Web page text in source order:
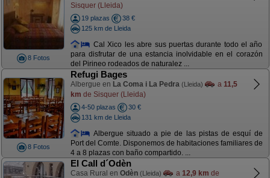
8 Fotos
Sisquer (Lleida)
19 plazas
38 €
125 km de Lleida
Cal Xico les abre sus puertas durante todo el año
para disfrutar de una estancia inolvidable en el corazón
del Pirineo rodeados de naturalez ...
8 Fotos
Refugi Bages
Albergue en La Coma i La Pedra (Lleida) a 11,5
km de Sisquer (Lleida)
4-50 plazas
30 €
131 km de Lleida
Albergue situado a pie de las pistas de esquí de
Port del Comte. Disponemos de habitaciones familiares de
4 a 8 plazas con baño compartido. ...
El Call d´Odèn
Casa Rural en Odèn (Lleida) a 12,9 km de